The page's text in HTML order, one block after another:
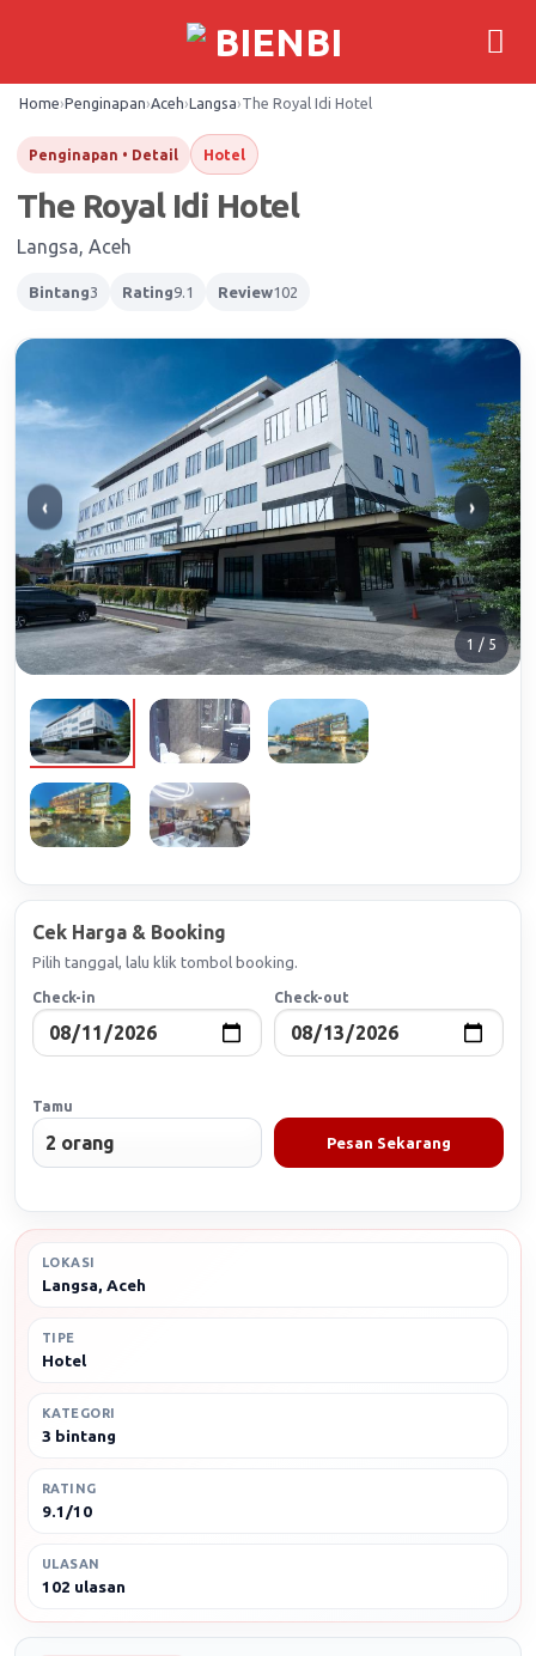
Home›Penginapan›Aceh›Langsa›The Royal Idi Hotel
Penginapan • Detail Hotel
The Royal Idi Hotel
Langsa, Aceh
Bintang3 Rating9.1 Review102
‹ ›
1 / 5
Cek Harga & Booking
Pilih tanggal, lalu klik tombol booking.
Check-in Check-out
Tamu
Pesan Sekarang
LOKASI
Langsa, Aceh
TIPE
Hotel
KATEGORI
3 bintang
RATING
9.1/10
ULASAN
102 ulasan